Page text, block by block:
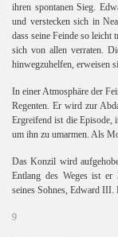
ihren spontanen Sieg.
und verstecken sich in
dass seine Feinde so
sich von allen verraten.
hinwegzuhelfen, erweisen
In einer Atmosphäre der
Regenten. Er wird zur
Ergreifend ist die Episode,
um ihn zu umarmen. Als
Das Konzil wird
Entlang des Weges ist er
seines Sohnes, Edward III.
9